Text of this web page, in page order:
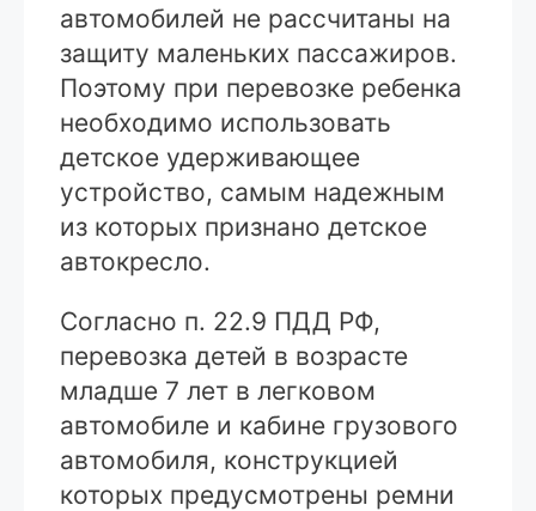
автомобилей не рассчитаны на
защиту маленьких пассажиров.
Поэтому при перевозке ребенка
необходимо использовать
детское удерживающее
устройство, самым надежным
из которых признано детское
автокресло.
Согласно п. 22.9 ПДД РФ,
перевозка детей в возрасте
младше 7 лет в легковом
автомобиле и кабине грузового
автомобиля, конструкцией
которых предусмотрены ремни